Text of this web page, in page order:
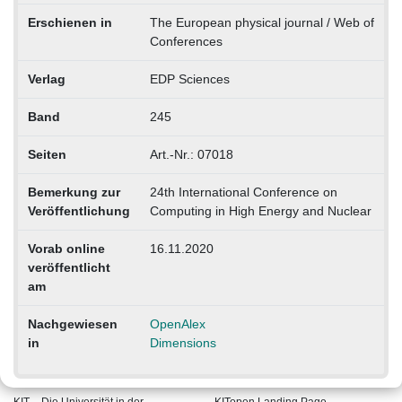
Erschienen in
The European physical journal / Web of
Conferences
Verlag EDP Sciences
Band 245
Seiten Art.-Nr.: 07018
Bemerkung zur
Veröffentlichung
24th International Conference on
Computing in High Energy and Nuclear
Vorab online
veröffentlicht
am
16.11.2020
Nachgewiesen
in
OpenAlex
Dimensions